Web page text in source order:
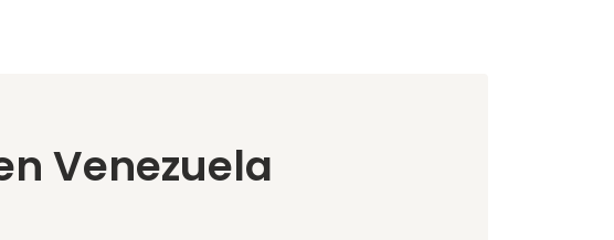
Venezuela